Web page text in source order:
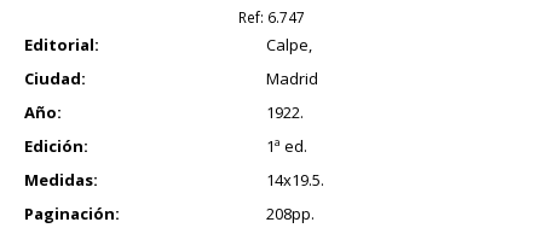
Ref: 6.747
Editorial:
Calpe,
Ciudad:
Madrid
Año:
1922.
Edición:
1ª ed.
Medidas:
14x19.5.
Paginación:
208pp.